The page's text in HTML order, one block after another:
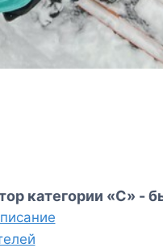
категории «С» -